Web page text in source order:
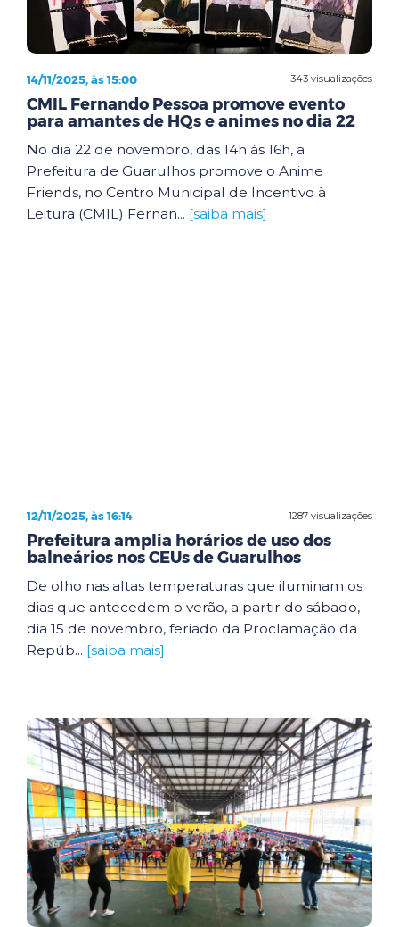
343 visualizações
14/11/2025, às 15:00
CMIL Fernando Pessoa promove evento
para amantes de HQs e animes no dia 22
No dia 22 de novembro, das 14h às 16h, a
Prefeitura de Guarulhos promove o Anime
Friends, no Centro Municipal de Incentivo à
Leitura (CMIL) Fernan... [saiba mais]
1287 visualizações
12/11/2025, às 16:14
Prefeitura amplia horários de uso dos
balneários nos CEUs de Guarulhos
De olho nas altas temperaturas que iluminam os
dias que antecedem o verão, a partir do sábado,
dia 15 de novembro, feriado da Proclamação da
Repúb... [saiba mais]